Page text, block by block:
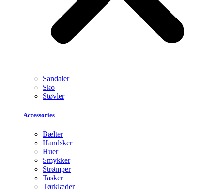
Sandaler
Sko
Støvler
Accessories
Bælter
Handsker
Huer
Smykker
Strømper
Tasker
Tørklæder